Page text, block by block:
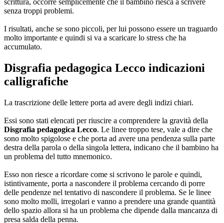
scrittura, occorre semplicemente che il bambino riesca a scrivere
senza troppi problemi.
I risultati, anche se sono piccoli, per lui possono essere un traguardo
molto importante e quindi si va a scaricare lo stress che ha
accumulato.
Disgrafia pedagogica Lecco indicazioni
calligrafiche
La trascrizione delle lettere porta ad avere degli indizi chiari.
Essi sono stati elencati per riuscire a comprendere la gravità della
Disgrafia pedagogica Lecco. Le linee troppo tese, vale a dire che
sono molto spigolose e che porta ad avere una pendenza sulla parte
destra della parola o della singola lettera, indicano che il bambino ha
un problema del tutto mnemonico.
Esso non riesce a ricordare come si scrivono le parole e quindi,
istintivamente, porta a nascondere il problema cercando di porre
delle pendenze nel tentativo di nascondere il problema. Se le linee
sono molto molli, irregolari e vanno a prendere una grande quantità
dello spazio allora si ha un problema che dipende dalla mancanza di
presa salda della penna.